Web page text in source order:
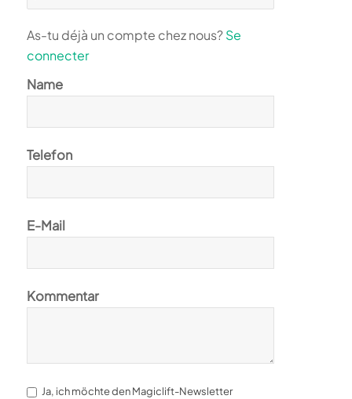
As-tu déjà un compte chez nous?Se
connecter
Name
Telefon
E-Mail
Kommentar
Ja, ich möchte den Magiclift-Newsletter